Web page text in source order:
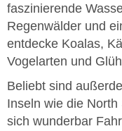
faszinierende
Regenwälder und
entdecke Koalas,
Vogelarten und
Beliebt sind
Inseln wie die
sich wunderbar